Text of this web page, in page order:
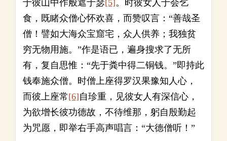
于彼山中作般遮于瑟[5]。时彼女人于会乞
食，既睹众僧心怀欢喜，而赞叹言：“善哉圣
僧！譬如大海众宝窟宅，众人供养；我独贫
穷无物用施。”作是语已，遍身搜求了无所
有，复自思惟：“先于粪中得二铜钱。”即持此
钱奉施众僧。时僧上座得罗汉果豫知人心，
而彼上座常[6]自珍重，见彼女人有深信心，
为欲增长彼功德故，不待维那，躬自殷勤起
为咒愿，即举右手高声唱言：“大德僧听！”